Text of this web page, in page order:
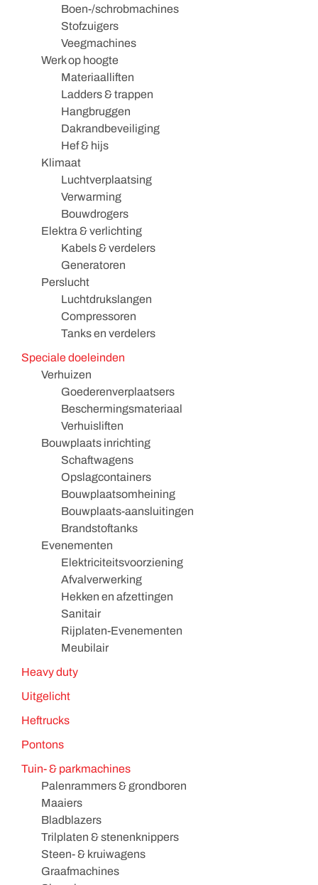
Boen-/schrobmachines
Stofzuigers
Veegmachines
Werk op hoogte
Materiaalliften
Ladders & trappen
Hangbruggen
Dakrandbeveiliging
Hef & hijs
Klimaat
Luchtverplaatsing
Verwarming
Bouwdrogers
Elektra & verlichting
Kabels & verdelers
Generatoren
Perslucht
Luchtdrukslangen
Compressoren
Tanks en verdelers
Speciale doeleinden
Verhuizen
Goederenverplaatsers
Beschermingsmateriaal
Verhuisliften
Bouwplaats inrichting
Schaftwagens
Opslagcontainers
Bouwplaatsomheining
Bouwplaats-aansluitingen
Brandstoftanks
Evenementen
Elektriciteitsvoorziening
Afvalverwerking
Hekken en afzettingen
Sanitair
Rijplaten-Evenementen
Meubilair
Heavy duty
Uitgelicht
Heftrucks
Pontons
Tuin- & parkmachines
Palenrammers & grondboren
Maaiers
Bladblazers
Trilplaten & stenenknippers
Steen- & kruiwagens
Graafmachines